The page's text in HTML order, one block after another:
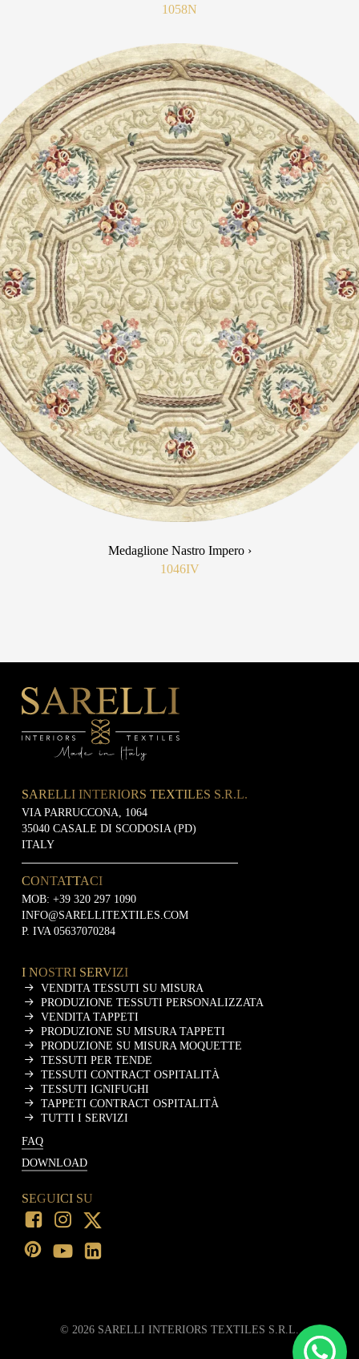
1058N
Medaglione Nastro Impero ›
1046IV
SARELLI INTERIORS TEXTILES S.R.L.
VIA PARRUCCONA, 1064
35040 CASALE DI SCODOSIA (PD)
ITALY
CONTATTACI
MOB: +39 320 297 1090
INFO@SARELLITEXTILES.COM
P. IVA 05637070284
I NOSTRI SERVIZI
VENDITA TESSUTI SU MISURA
PRODUZIONE TESSUTI PERSONALIZZATA
VENDITA TAPPETI
PRODUZIONE SU MISURA TAPPETI
PRODUZIONE SU MISURA MOQUETTE
TESSUTI PER TENDE
TESSUTI CONTRACT OSPITALITÀ
TESSUTI IGNIFUGHI
TAPPETI CONTRACT OSPITALITÀ
TUTTI I SERVIZI
FAQ
DOWNLOAD
SEGUICI SU
© 2026SARELLI INTERIORS TEXTILES S.R.L.